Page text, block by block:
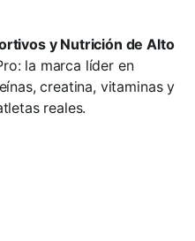
y Nutrición de Alto
la marca líder en
creatina, vitaminas y
reales.